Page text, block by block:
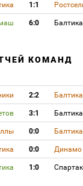
1:1
6:0 Балтика
КОМАНД
2:2 Балтика
3:1 Балтика
0:0 Балтика
0:0
1:0